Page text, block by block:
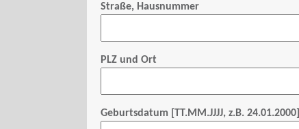
Straße, Hausnummer
PLZ und Ort
Geburtsdatum [TT.MM.JJJJ, z.B. 24.01.2000]